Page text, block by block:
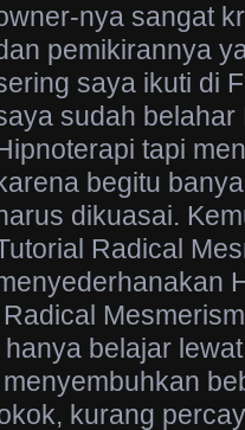
nya sangat
pemikirannya
saya ikuti di
sudah belahar
tapi
begitu
dikuasai.
Radical
belajar
kurang